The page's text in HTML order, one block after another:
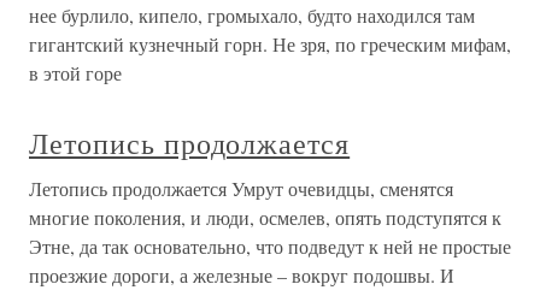
нее бурлило, кипело, громыхало, будто находился там
гигантский кузнечный горн. Не зря, по греческим мифам,
в этой горе
Летопись продолжается
Летопись продолжается Умрут очевидцы, сменятся
многие поколения, и люди, осмелев, опять подступятся к
Этне, да так основательно, что подведут к ней не простые
проезжие дороги, а железные – вокруг подошвы. И